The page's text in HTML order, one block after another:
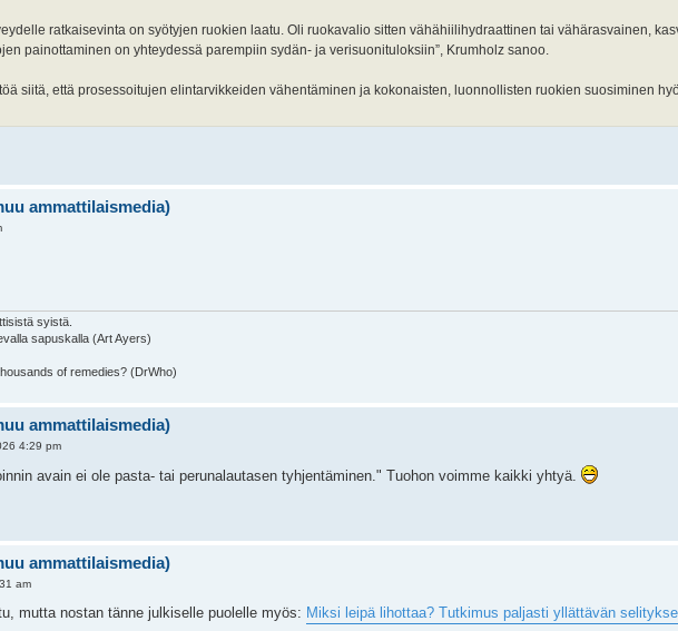
ratkaisevinta on syötyjen ruokien laatu. Oli ruokavalio sitten vähähiilihydraattinen tai vähärasvainen,
painottaminen on yhteydessä parempiin sydän- ja verisuonituloksiin”, Krumholz sanoo.
siitä, että prosessoitujen elintarvikkeiden vähentäminen ja kokonaisten, luonnollisten ruokien suosiminen
ammattilaismedia)
syistä.
sapuskalla (Art Ayers)
of remedies? (DrWho)
ammattilaismedia)
4:29 pm
avain ei ole pasta- tai perunalautasen tyhjentäminen." Tuohon voimme kaikki yhtyä.
ammattilaismedia)
am
mutta nostan tänne julkiselle puolelle myös: Miksi leipä lihottaa? Tutkimus paljasti yllättävän